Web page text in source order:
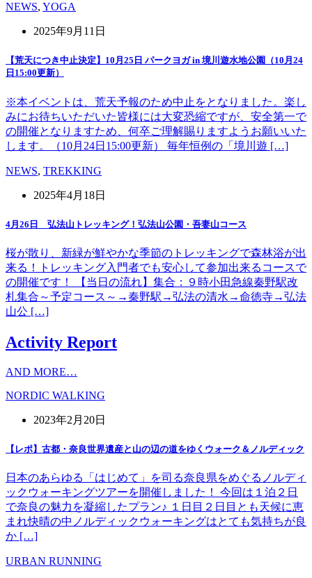
NEWS, YOGA
2025年9月11日
【荒天につき中止決定】10月25日 パークヨガ in 境川遊水地公園（10月24
日15:00更新）
※本イベントは、荒天予報のため中止をとなりました。楽し
みにお待ちいただいた皆様には大変恐縮ですが、安全第一で
の開催となりますため、何卒ご理解賜りますようお願いいた
します。（10月24日15:00更新） 毎年恒例の「境川遊 […]
NEWS, TREKKING
2025年4月18日
4月26日 弘法山トレッキング！弘法山公園・吾妻山コース
桜が散り、新緑が鮮やかな季節のトレッキングで森林浴が出
来る！トレッキング入門者でも安心して参加出来るコースで
の開催です！ 【当日の流れ】集合：９時小田急線秦野駅改
札集合～予定コース～→秦野駅→弘法の清水→命徳寺→弘法
山公 […]
Activity Report
AND MORE…
NORDIC WALKING
2023年2月20日
【レポ】古都・奈良世界遺産と山の辺の道をゆくウォーク＆ノルディック
日本のあらゆる「はじめて」を司る奈良県をめぐるノルディ
ックウォーキングツアーを開催しました！ 今回は１泊２日
で奈良の魅力を凝縮したプラン♪ １日目２日目とも天候に恵
まれ快晴の中ノルディックウォーキングはとても気持ちが良
か […]
URBAN RUNNING